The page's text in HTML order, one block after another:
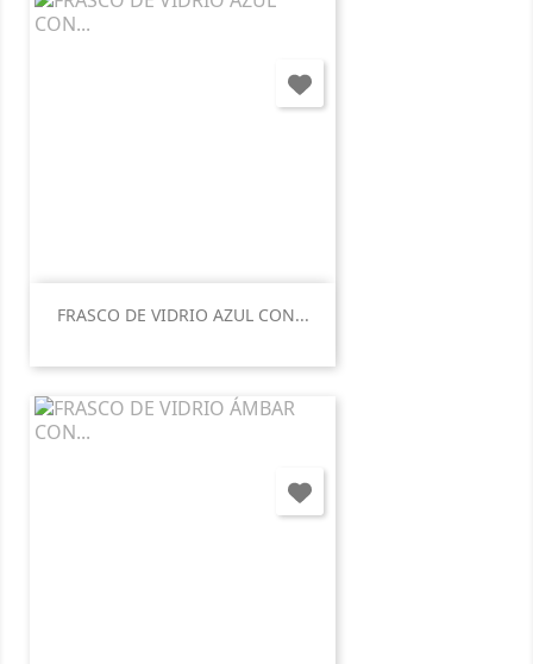
FRASCO DE VIDRIO AZUL CON...